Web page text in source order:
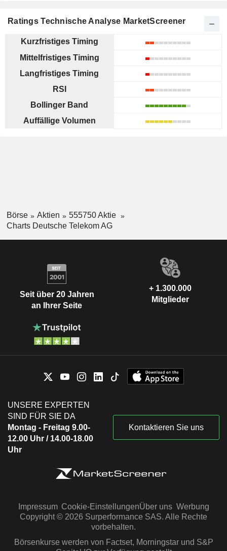
Ratings Technische Analyse MarketScreener
Kurzfristiges Timing
Mittelfristiges Timing
Langfristiges Timing
RSI
Bollinger Band
Auffällige Volumen
Börse Aktien
555750 Aktie
Charts Deutsche Telekom AG
Seit über 20 Jahren
an Ihrer Seite
+ 1.300.000
Mitglieder
UNSERE EXPERTEN
SIND FÜR SIE DA
Montag - Freitag 9.00-
12.00 Uhr / 14.00-18.00
Uhr
Kontaktieren Sie uns
Impressum Cookie-EinstellungenÜber uns Werbung
Copyright © 2026 Surperformance SAS. Alle Rechte
vorbehalten.
Börsenkurse werden von Factset, Morningstar und S&P